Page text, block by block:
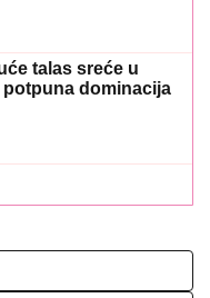
talas sreće u
dominacija